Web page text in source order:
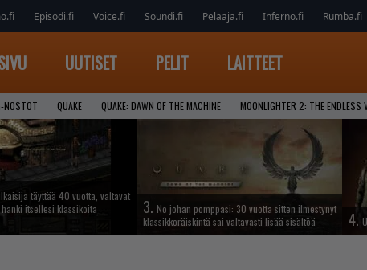
Episodi.fi Voice.fi Soundi.fi Pelaaja.fi Inferno.fi Rumba.fi
UUTISET PELIT LAITTEET
NOSTOT QUAKE QUAKE: DAWN OF THE MACHINE MOONLIGHTER 2: THE ENDLESS
täyttää 40 vuotta, valtavat
itsellesi klassikoita
3. No johan pomppasi: 30 vuotta sitten ilmestynyt
klassikkoräiskintä sai valtavasti lisää sisältöä
4.